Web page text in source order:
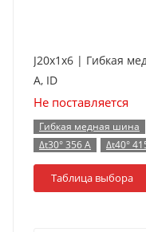
J20x1x6 | Гибкая
А, ID
Не поставляется
Гибкая медная шина
Δt30° 356 А
Δt40°
Таблица выбора